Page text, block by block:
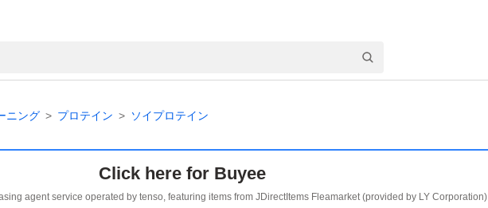
ニング プロテイン ソイプロテイン
Click here for Buyee
agent service operated by tenso, featuring items from JDirectItems Fleamarket (provided by LY Corporation)